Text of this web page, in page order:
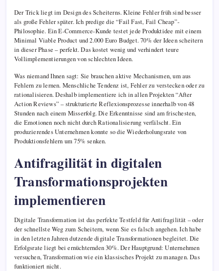
Der Trick liegt im Design des Scheiterns. Kleine Fehler früh sind besser
als große Fehler später. Ich predige die “Fail Fast, Fail Cheap”-
Philosophie. Ein E-Commerce-Kunde testet jede Produktidee mit einem
Minimal Viable Product und 2.000 Euro Budget. 70% der Ideen scheitern
in dieser Phase – perfekt. Das kostet wenig und verhindert teure
Vollimplementierungen von schlechten Ideen.
Was niemand Ihnen sagt: Sie brauchen aktive Mechanismen, um aus
Fehlern zu lernen. Menschliche Tendenz ist, Fehler zu verstecken oder zu
rationalisieren. Deshalb implementiere ich in allen Projekten “After
Action Reviews” – strukturierte Reflexionsprozesse innerhalb von 48
Stunden nach einem Misserfolg. Die Erkenntnisse sind am frischesten,
die Emotionen noch nicht durch Rationalisierung verfälscht. Ein
produzierendes Unternehmen konnte so die Wiederholungsrate von
Produktionsfehlern um 75% senken.
Antifragilität in digitalen
Transformationsprojekten
implementieren
Digitale Transformation ist das perfekte Testfeld für Antifragilität – oder
der schnellste Weg zum Scheitern, wenn Sie es falsch angehen. Ich habe
in den letzten Jahren dutzende digitale Transformationen begleitet. Die
Erfolgsrate liegt bei ernüchternden 30%. Der Hauptgrund: Unternehmen
versuchen, Transformation wie ein klassisches Projekt zu managen. Das
funktioniert nicht.